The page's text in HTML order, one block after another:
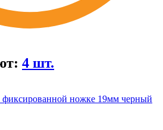
4 шт.
ножке 19мм черный